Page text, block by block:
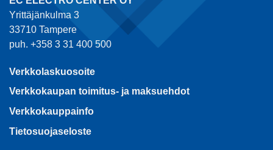
Yrittäjänkulma 3
33710 Tampere
puh. +358 3 31 400 500
Verkkolaskuosoite
Verkkokaupan toimitus- ja maksuehdot
Verkkokauppainfo
Tietosuojaseloste